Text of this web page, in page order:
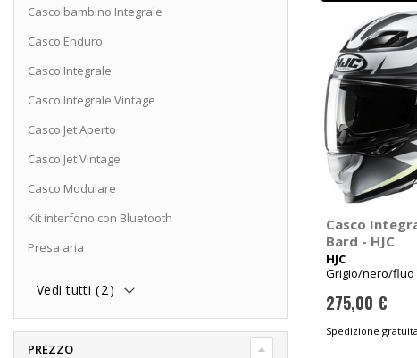
Casco
Bard - HJC
HJC
Grigio/nero/fluo
275,00 €
Spedizione
Casco bambino Integrale
Casco Enduro
Casco Integrale
Casco Integrale Vintage
Casco Jet Aperto
Casco Jet Vintage
Casco Modulare
Kit interfono con Bluetooth
Presa aria
Vedi tutti (2 )
PREZZO